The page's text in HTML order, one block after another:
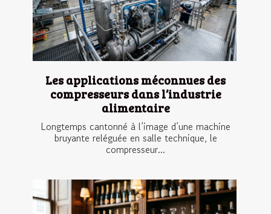
Les applications méconnues des
compresseurs dans l’industrie
alimentaire
Longtemps cantonné à l’image d’une machine
bruyante reléguée en salle technique, le
compresseur...